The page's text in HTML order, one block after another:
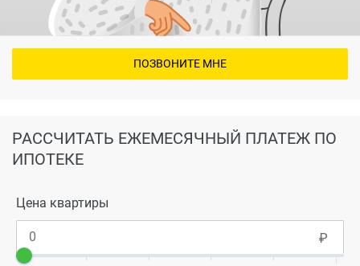
РАССЧИТАТЬ ЕЖЕМЕСЯЧНЫЙ ПЛАТЕЖ ПО
ИПОТЕКЕ
Цена квартиры
ПОЗВОНИТЕ МНЕ